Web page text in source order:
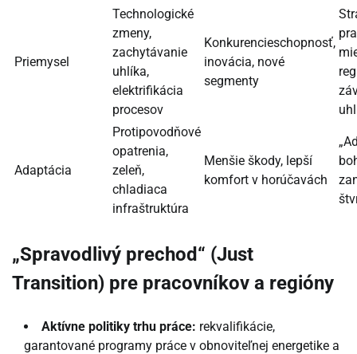
Priemysel
Technologické
zmeny,
zachytávanie
uhlíka,
elektrifikácia
procesov
Konkurencieschopnosť,
inovácia, nové
segmenty
Adaptácia
Protipovodňové
opatrenia,
zeleň,
chladiaca
infraštruktúra
Menšie škody, lepší
komfort v horúčavách
„Spravodlivý prechod“ (Just
Transition) pre pracovníkov a regióny
Aktívne politiky trhu práce: rekvalifikácie,
garantované programy práce v obnoviteľnej energetike a